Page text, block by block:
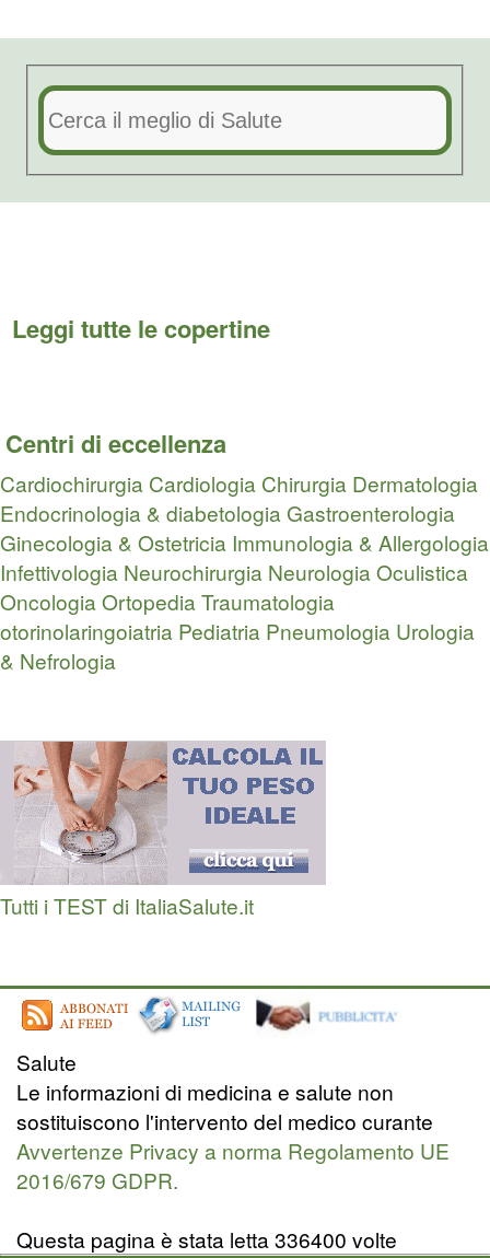
Leggi tutte le copertine
Centri di eccellenza
Cardiochirurgia Cardiologia Chirurgia Dermatologia
Endocrinologia & diabetologia Gastroenterologia
Ginecologia & Ostetricia Immunologia & Allergologia
Infettivologia Neurochirurgia NeurologiaOculistica
OncologiaOrtopedia Traumatologia
otorinolaringoiatria Pediatria Pneumologia Urologia
& Nefrologia
Tutti i TEST di ItaliaSalute.it
Salute
Le informazioni di medicina e salute non
sostituiscono l'intervento del medico curante
Avvertenze Privacy a norma Regolamento UE
2016/679 GDPR.
Questa pagina è stata letta 336400 volte